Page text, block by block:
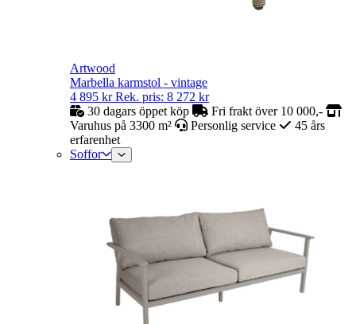
Artwood
Marbella karmstol - vintage
4 895 kr Rek. pris: 8 272 kr
30 dagars öppet köp
Fri frakt över 10 000,-
Varuhus på 3300 m²
Personlig service
45 års
erfarenhet
Soffor